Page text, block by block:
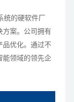
统的硬软件厂
方案。公司拥有
品优化。通过不
能领域的领先企